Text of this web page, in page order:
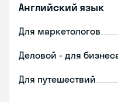
Английский язык
Для маркетологов
Деловой - для
Для путешествий